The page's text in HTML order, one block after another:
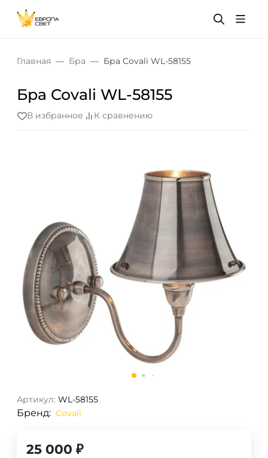
Главная Бра Бра Covali WL-58155
Бра Covali WL-58155
В избранное К сравнению
Артикул: WL-58155
Бренд: Covali
25 000 ₽